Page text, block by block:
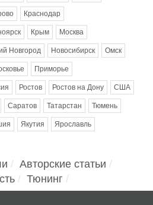
Краснодар
Крым Москва
Новгород Новосибирск Омск
Приморье
Ростов Ростов на Дону США
Саратов Татарстан Тюмень
Якутия Ярославль
Авторские статьи
Тюнинг